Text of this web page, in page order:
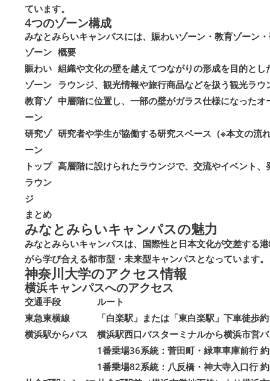
ています。
4つのゾーン構成
みなとみらいキャンパスには、賑わいゾーン・教育ゾーン
ゾーン 概要
賑わい
ゾーン
組織や文化の壁を越えてつながりの形成を目的と
ラウンジ、観光情報や旅行商品などを扱う観光ラ
教育ゾ
ーン
中層階に位置し、一部の壁がガラス仕様になった
研究ゾ
ーン
研究者や学生が協働する研究スペース（※本文の流
トップ
ラウン
ジ
高層階に設けられたラウンジで、交流やイベント
まとめ
みなとみらいキャンパスの魅力
みなとみらいキャンパスは、国際性と日本文化が交差する
がら学び合える都市型・未来型キャンパスとなっています。
神奈川大学のアクセス情報
横浜キャンパスへのアクセス
交通手段
ルート
東急東横線
「白楽駅」または「東白楽駅」下車徒歩
横浜駅からバス
横浜駅西口バスターミナルから横浜市営
1番乗場36系統：菅田町・緑車車庫前行
1番乗場82系統：八反橋・神大寺入口行